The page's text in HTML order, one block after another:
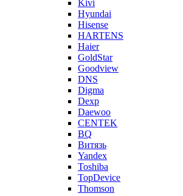
Kivi
Hyundai
Hisense
HARTENS
Haier
GoldStar
Goodview
DNS
Digma
Dexp
Daewoo
CENTEK
BQ
Витязь
Yandex
Toshiba
TopDevice
Thomson